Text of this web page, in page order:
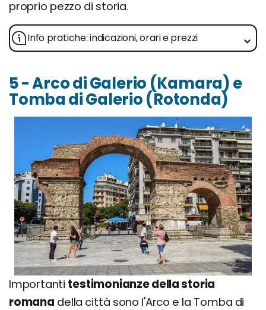
proprio pezzo di storia.
Info pratiche: indicazioni, orari e prezzi
5 - Arco di Galerio (Kamara) e
Tomba di Galerio (Rotonda)
Importanti testimonianze della storia
romana della città sono l'Arco e la Tomba di